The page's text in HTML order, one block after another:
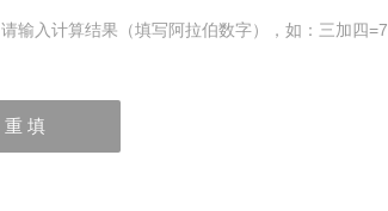
请输入计算结果（填写阿拉伯数字），如：三加四=7